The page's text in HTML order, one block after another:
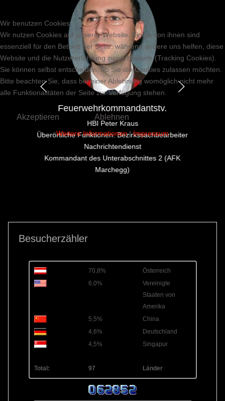
Feuerwehrkommandantstv.
HBI Peter Kraus
Überörtliche Funktionen: Bezirkssachbearbeiter
Nachrichtendienst
Kommandant des Unterabschnittes 2 (AFK
Marchegg)
Besucherzähler
70,8%
Österreich
6,0%
Vereinigte
Staaten von
Amerika
5,5%
China
4,6%
Deutschland
4,5%
Singapur
Total: 97 Länder
Wir benutzen Cookies
Wir nutzen Cookies auf unserer Website. Einige von ihnen sind
essenziell für den Betrieb der Seite, während andere uns helfen, diese
Website und die Nutzererfahrung zu verbessern (Tracking Cookies).
Sie können selbst entscheiden, ob Sie die Cookies zulassen möchten.
Bitte beachten Sie, dass bei einer Ablehnung womöglich nicht mehr
alle Funktionalitäten der Seite zur Verfügung stehen.
Akzeptieren Ablehnen
Weitere Informationen|Impressum